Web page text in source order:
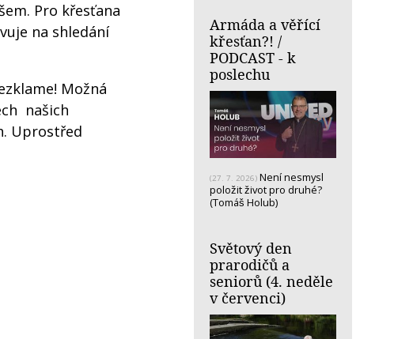
Pro křesťana
na shledání
Možná
našich
Uprostřed
Armáda a věřící
křesťan?! /
PODCAST - k
poslechu
(27. 7. 2026) Není nesmysl
položit život pro druhé?
(Tomáš Holub)
Světový den
prarodičů a
seniorů (4. neděle
v červenci)